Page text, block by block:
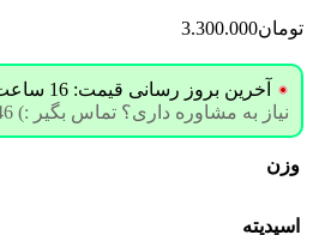
تومان3.300.000
آخرین بروز رسانی قیمت: 16 ساعت پیش
نیاز به مشاوره داری؟ تماس بگیر :) 09190101346
وزن
اسیدیته